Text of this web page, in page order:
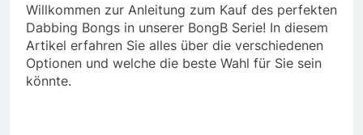
Willkommen zur Anleitung zum Kauf des perfekten
Dabbing Bongs in unserer BongB Serie! In diesem
Artikel erfahren Sie alles über die verschiedenen
Optionen und welche die beste Wahl für Sie sein
könnte.